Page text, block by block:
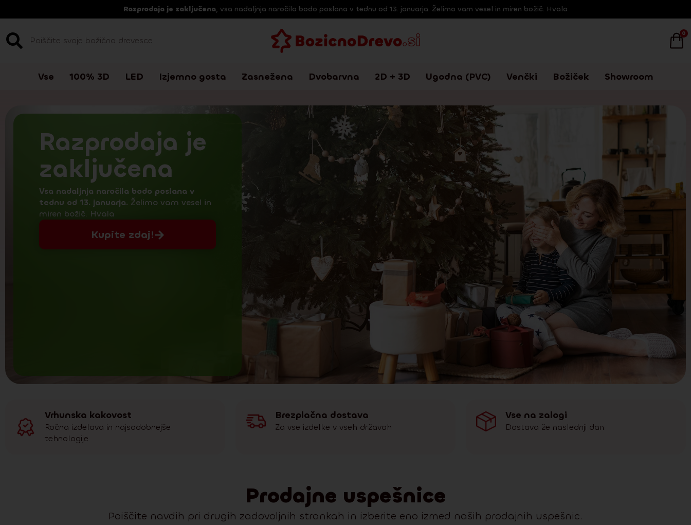
Razprodaja je zaključena, vsa nadaljnja naročila bodo poslana v tednu od 13. januarja. Želimo vam vesel in miren božič. Hvala
0
Vse 100% 3D LED Izjemno gosta Zasnežena Dvobarvna 2D + 3D Ugodna (PVC) Venčki Božiček Showroom
Razprodaja je
zaključena
Vsa nadaljnja naročila bodo poslana v
tednu od 13. januarja. Želimo vam vesel in
miren božič. Hvala
Kupite zdaj!
Vrhunska kakovost
Ročna izdelava in najsodobnejše
tehnologije
Brezplačna dostava
Za vse izdelke v vseh državah
Vse na zalogi
Dostava že naslednji dan
Prodajne uspešnice
Poiščite navdih pri drugih zadovoljnih strankah in izberite eno izmed naših prodajnih uspešnic.